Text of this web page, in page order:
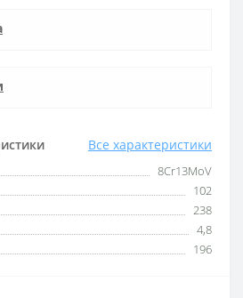
Все характеристики
8Cr13MoV
102
238
4,8
196